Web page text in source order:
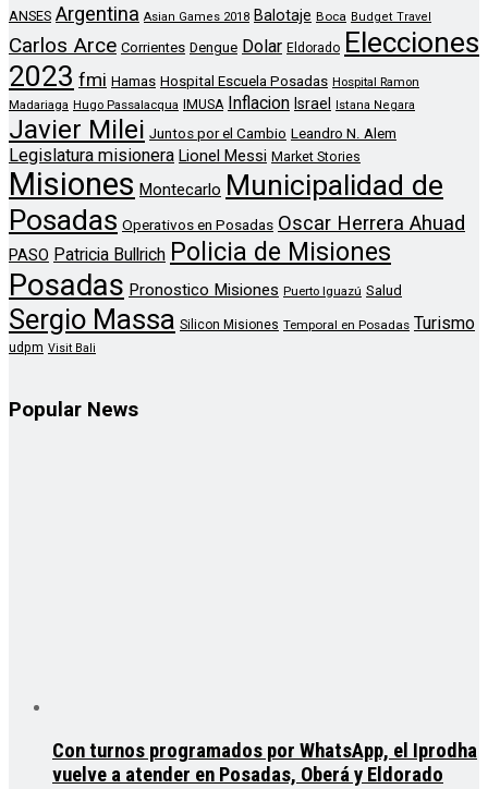
ANSES Argentina Asian Games 2018 Balotaje Boca Budget Travel
Carlos Arce Corrientes Dengue Dolar Eldorado Elecciones
2023 fmi Hamas Hospital Escuela Posadas Hospital Ramon
Madariaga Hugo Passalacqua IMUSA Inflacion Israel Istana Negara
Javier Milei Juntos por el Cambio Leandro N. Alem
Legislatura misionera Lionel Messi Market Stories
Misiones Montecarlo Municipalidad de
Posadas Operativos en Posadas Oscar Herrera Ahuad
PASO Patricia Bullrich Policia de Misiones
Posadas Pronostico Misiones Puerto Iguazú Salud
Sergio Massa Silicon Misiones Temporal en Posadas Turismo
udpm Visit Bali
Popular News
Con turnos programados por WhatsApp, el Iprodha
vuelve a atender en Posadas, Oberá y Eldorado